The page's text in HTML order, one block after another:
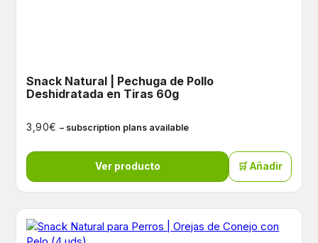
Snack Natural | Pechuga de Pollo
Deshidratada en Tiras 60g
3,90€ – subscription plans available
Ver producto 🛒 Añadir